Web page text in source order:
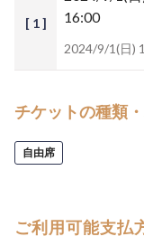
[ 1 ]
16:00
2024/9/1(日)
チケットの種類
自由席
ご利用可能支払